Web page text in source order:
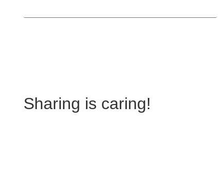
Sharing is caring!